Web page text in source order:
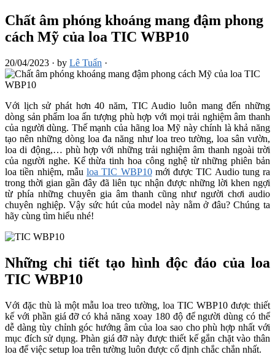
Chất âm phóng khoáng mang đậm phong
cách Mỹ của loa TIC WBP10
20/04/2023 · by Lê Tuấn ·
Với lịch sử phát hơn 40 năm, TIC Audio luôn mang đến những
dòng sản phẩm loa ấn tượng phù hợp với mọi trải nghiệm âm thanh
của người dùng. Thế mạnh của hãng loa Mỹ này chính là khả năng
tạo nên những dòng loa đa năng như loa treo tường, loa sân vườn,
loa di động,… phù hợp với những trải nghiệm âm thanh ngoài trời
của người nghe. Kế thừa tinh hoa công nghệ từ những phiên bản
loa tiền nhiệm, mẫu loa TIC WBP10mới được TIC Audio tung ra
trong thời gian gần đây đã liên tục nhận được những lời khen ngợi
từ phía những chuyên gia âm thanh cũng như người chơi audio
chuyên nghiệp. Vậy sức hút của model này nằm ở đâu? Chúng ta
hãy cùng tìm hiểu nhé!
Những chi tiết tạo hình độc đáo của loa
TIC WBP10
Với đặc thù là một mẫu loa treo tường, loa TIC WBP10 được thiết
kế với phần giá đỡ có khả năng xoay 180 độ để người dùng có thể
dễ dàng tùy chỉnh góc hướng âm của loa sao cho phù hợp nhất với
mục đích sử dụng. Phàn giá đỡ này được thiết kế gắn chặt vào thân
loa để việc setup loa trên tường luôn được cố định chắc chắn nhất.